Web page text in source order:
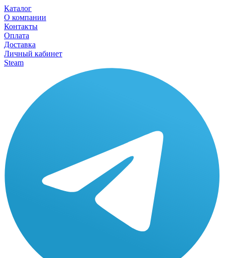
Каталог
О компании
Контакты
Оплата
Доставка
Личный кабинет
Steam